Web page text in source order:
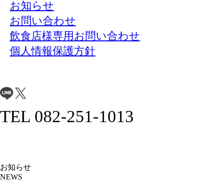
お知らせ
お問い合わせ
飲食店様専用お問い合わせ
個人情報保護方針
TEL 082-251-1013
お知らせ
NEWS